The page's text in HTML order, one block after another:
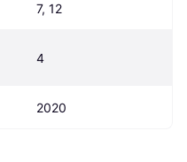
7, 12
4
2020